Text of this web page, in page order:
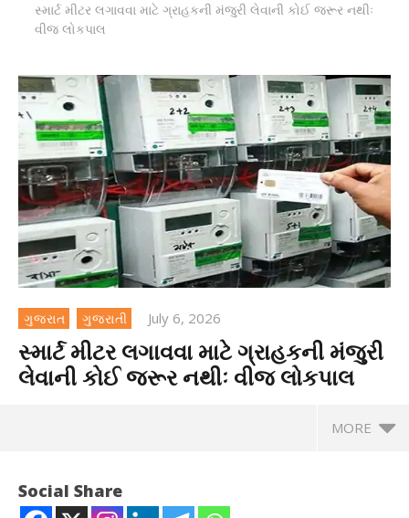
સ્માર્ટ મીટર લગાવવા માટે ગ્રાહકની મંજુરી લેવાની કોઈ જરૂર નથીઃ
વીજ લોકપાલ
ગુજરાત ગુજરાતી July 6, 2026
સ્માર્ટ મીટર લગાવવા માટે ગ્રાહકની મંજુરી
લેવાની કોઈ જરૂર નથીઃ વીજ લોકપાલ
MORE
Social Share